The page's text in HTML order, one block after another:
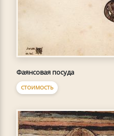
Фаянсовая посуда
СТОИМОСТЬ